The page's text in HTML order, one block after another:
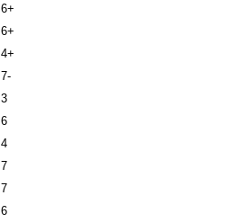
6+
6+
4+
7-
3
6
4
7
7
6